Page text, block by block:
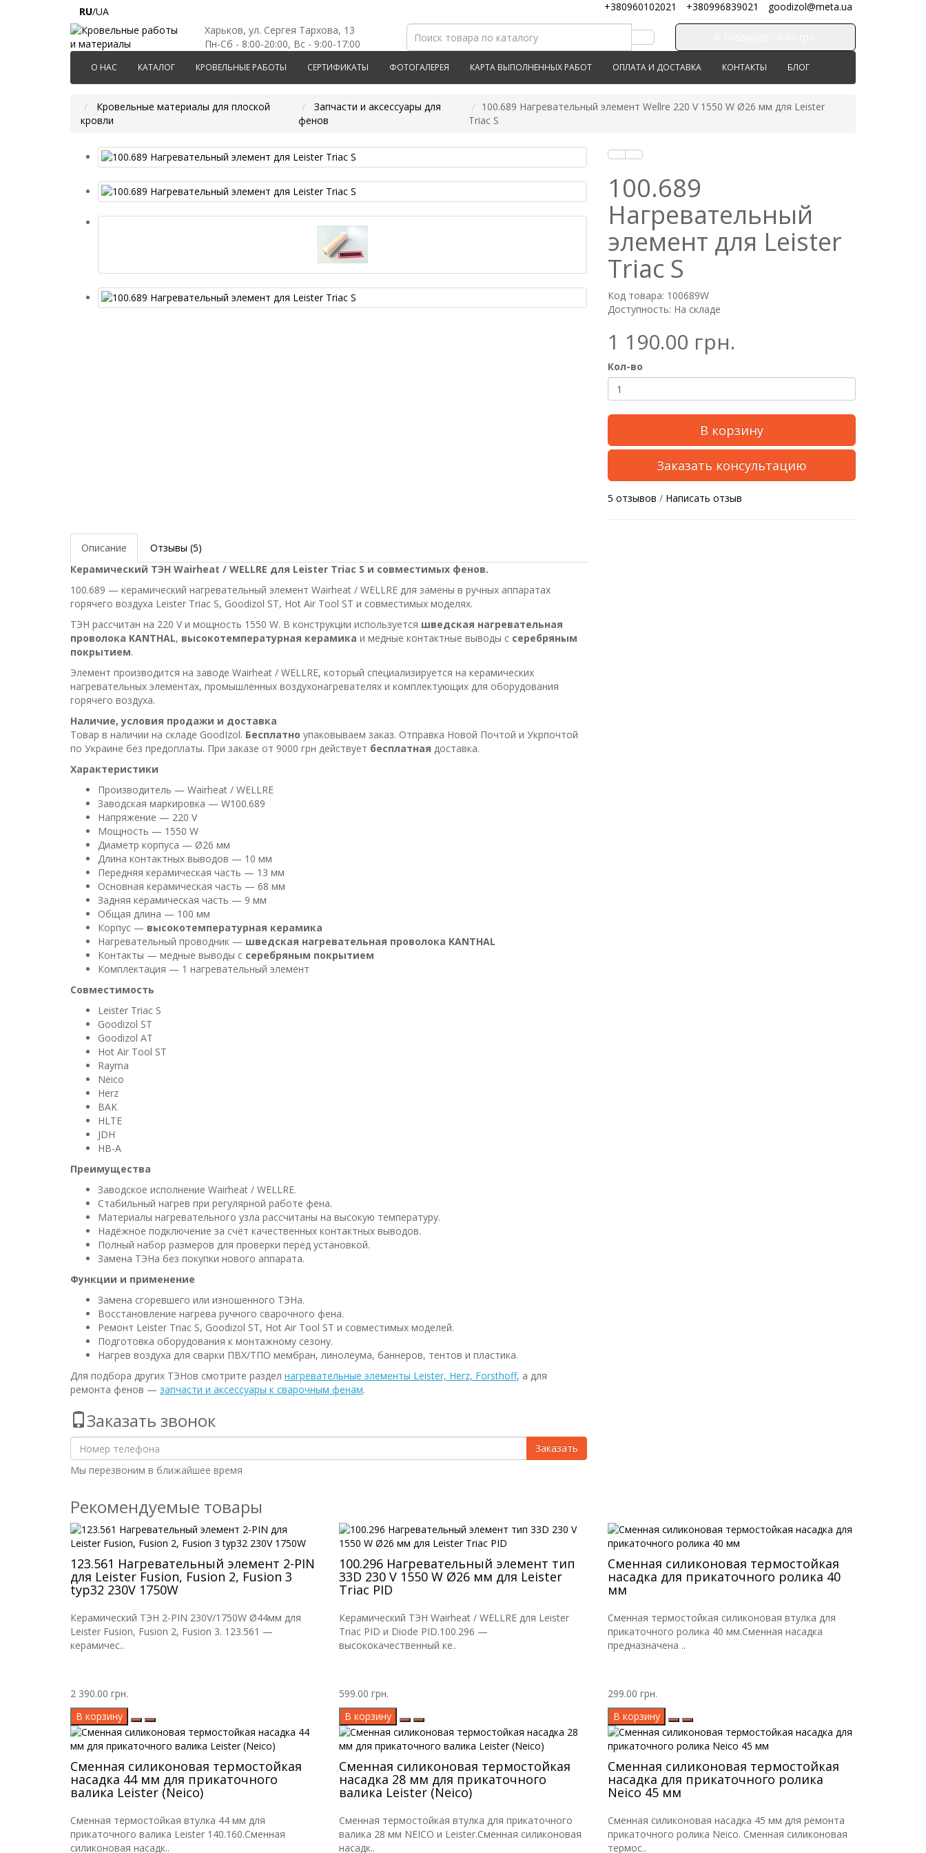
RU/UA +380960102021 +380996839021
goodizol@meta.ua
Харьков, ул. Сергея Тархова, 13
Пн-Сб - 8:00-20:00, Вс - 9:00-17:00
О НАС КАТАЛОГ КРОВЕЛЬНЫЕ РАБОТЫ СЕРТИФИКАТЫ ФОТОГАЛЕРЕЯ КАРТА ВЫПОЛНЕННЫХ РАБОТ ОПЛАТА И ДОСТАВКА КОНТАКТЫ БЛОГ
Кровельные материалы для плоской
кровли
Запчасти и аксессуары для
фенов
100.689 Нагревательный элемент Wellre 220 V 1550 W Ø26 мм для Leister
Triac S
100.689
Нагревательный
элемент для Leister
Triac S
Код товара: 100689W
Доступность: На складе
1 190.00 грн.
Кол-во
В корзину
Заказать консультацию
5 отзывов / Написать отзыв
Описание
Отзывы (5)
Керамический ТЭН Wairheat / WELLRE для Leister Triac S и совместимых фенов.
100.689 — керамический нагревательный элемент Wairheat / WELLRE для замены в ручных аппаратах
горячего воздуха Leister Triac S, Goodizol ST, Hot Air Tool ST и совместимых моделях.
ТЭН рассчитан на 220 V и мощность 1550 W. В конструкции используется шведская нагревательная
проволока KANTHAL, высокотемпературная керамика и медные контактные выводы с серебряным
покрытием.
Элемент производится на заводе Wairheat / WELLRE, который специализируется на керамических
нагревательных элементах, промышленных воздухонагревателях и комплектующих для оборудования
горячего воздуха.
Наличие, условия продажи и доставка
Товар в наличии на складе GoodIzol. Бесплатно упаковываем заказ. Отправка Новой Почтой и Укрпочтой
по Украине без предоплаты. При заказе от 9000 грн действует бесплатная доставка.
Характеристики
Производитель — Wairheat / WELLRE
Заводская маркировка — W100.689
Напряжение — 220 V
Мощность — 1550 W
Диаметр корпуса — Ø26 мм
Длина контактных выводов — 10 мм
Передняя керамическая часть — 13 мм
Основная керамическая часть — 68 мм
Задняя керамическая часть — 9 мм
Общая длина — 100 мм
Корпус — высокотемпературная керамика
Нагревательный проводник — шведская нагревательная проволока KANTHAL
Контакты — медные выводы с серебряным покрытием
Комплектация — 1 нагревательный элемент
Совместимость
Leister Triac S
Goodizol ST
Goodizol AT
Hot Air Tool ST
Rayma
Neico
Herz
BAK
HLTE
JDH
HB-A
Преимущества
Заводское исполнение Wairheat / WELLRE.
Стабильный нагрев при регулярной работе фена.
Материалы нагревательного узла рассчитаны на высокую температуру.
Надёжное подключение за счёт качественных контактных выводов.
Полный набор размеров для проверки перед установкой.
Замена ТЭНа без покупки нового аппарата.
Функции и применение
Замена сгоревшего или изношенного ТЭНа.
Восстановление нагрева ручного сварочного фена.
Ремонт Leister Triac S, Goodizol ST, Hot Air Tool ST и совместимых моделей.
Подготовка оборудования к монтажному сезону.
Нагрев воздуха для сварки ПВХ/ТПО мембран, линолеума, баннеров, тентов и пластика.
Для подбора других ТЭНов смотрите раздел нагревательные элементы Leister, Herz, Forsthoff, а для
ремонта фенов — запчасти и аксессуары к сварочным фенам.
Заказать звонок
Заказать
Мы перезвоним в ближайшее время
Рекомендуемые товары
123.561 Нагревательный элемент 2-PIN
для Leister Fusion, Fusion 2, Fusion 3
typ32 230V 1750W
Керамический ТЭН 2-PIN 230V/1750W Ø44мм для
Leister Fusion, Fusion 2, Fusion 3. 123.561 —
керамичес..
2 390.00 грн.
В корзину
100.296 Нагревательный элемент тип
33D 230 V 1550 W Ø26 мм для Leister
Triac PID
Керамический ТЭН Wairheat / WELLRE для Leister
Triac PID и Diode PID.100.296 —
высококачественный ке..
599.00 грн.
В корзину
Сменная силиконовая термостойкая
насадка для прикаточного ролика 40
мм
Сменная термостойкая силиконовая втулка для
прикаточного ролика 40 мм.Сменная насадка
предназначена ..
299.00 грн.
В корзину
Сменная силиконовая термостойкая
насадка 44 мм для прикаточного
валика Leister (Neico)
Сменная термостойкая втулка 44 мм для
прикаточного валика Leister 140.160.Сменная
силиконовая насадк..
Сменная силиконовая термостойкая
насадка 28 мм для прикаточного
валика Leister (Neico)
Сменная термостойкая втулка для прикаточного
валика 28 мм NEICO и Leister.Сменная силиконовая
насадк..
Сменная силиконовая термостойкая
насадка для прикаточного ролика
Neico 45 мм
Сменная силиконовая насадка 45 мм для ремонта
прикаточного ролика Neico. Сменная силиконовая
термос..